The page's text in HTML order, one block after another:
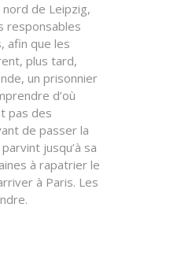
de Leipzig,
responsables
afin que les
plus tard,
un prisonnier
d’où
pas des
de passer la
jusqu’à sa
à rapatrier le
à Paris. Les